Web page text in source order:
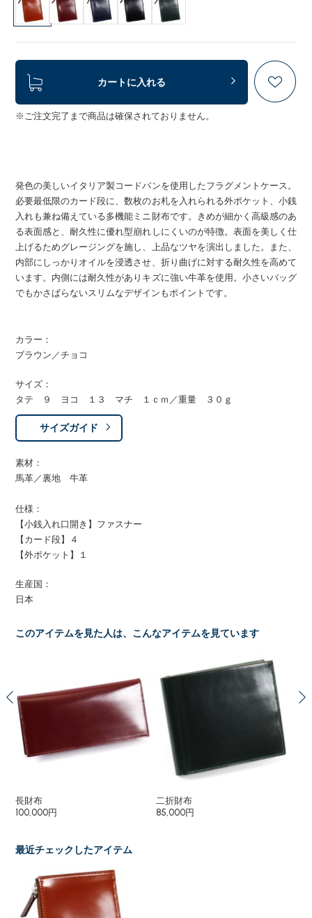
カートに入れる
※ご注文完了まで商品は確保されておりません。
発色の美しいイタリア製コードバンを使用したフラグメントケース。
必要最低限のカード段に、数枚のお札を入れられる外ポケット、小銭
入れも兼ね備えている多機能ミニ財布です。きめが細かく高級感のあ
る表面感と、耐久性に優れ型崩れしにくいのが特徴。表面を美しく仕
上げるためグレージングを施し、上品なツヤを演出しました。また、
内部にしっかりオイルを浸透させ、折り曲げに対する耐久性を高めて
います。内側には耐久性がありキズに強い牛革を使用。小さいバッグ
でもかさばらないスリムなデザインもポイントです。
カラー：
ブラウン／チョコ
サイズ：
タテ ９ ヨコ １３ マチ １ｃｍ／重量 ３０ｇ
サイズガイド
素材：
馬革／裏地 牛革
仕様：
【小銭入れ口開き】ファスナー
【カード段】４
【外ポケット】１
生産国：
日本
このアイテムを見た人は、こんなアイテムを見ています
長財布
100,000円
二折財布
85,000円
最近チェックしたアイテム